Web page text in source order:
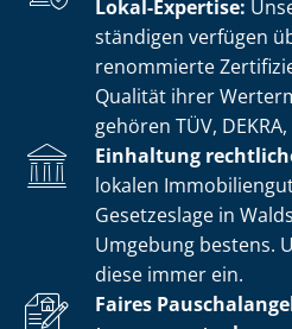
Lokal-Expertise:
stän­di­gen verfügen
renommierte
Qualität ihrer
gehören TÜV,
Einhaltung
lokalen
Gesetzeslage in
Umgebung bestens.
diese immer ein.
Faires